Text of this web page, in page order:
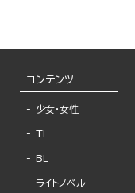
コンテンツ
少女・女性
TL
BL
ライトノベル